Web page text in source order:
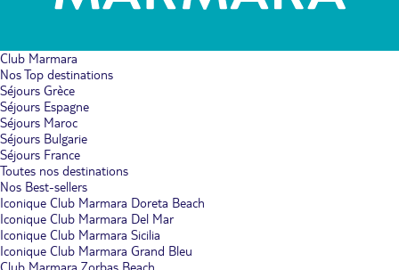
Club Marmara
Nos Top destinations
Séjours Grèce
Séjours Espagne
Séjours Maroc
Séjours Bulgarie
Séjours France
Toutes nos destinations
Nos Best-sellers
Iconique Club Marmara Doreta Beach
Iconique Club Marmara Del Mar
Iconique Club Marmara Sicilia
Iconique Club Marmara Grand Bleu